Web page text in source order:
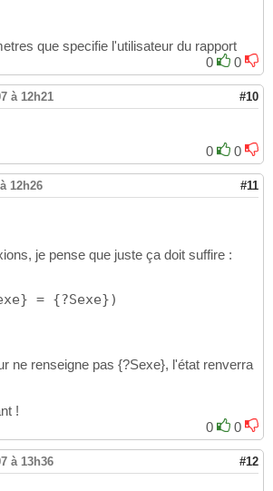
que specifie l'utilisateur du rapport
0
0
à 12h21 #10
0
0
12h26 #11
je pense que juste ça doit suffire :
} = {?Sexe})
ne renseigne pas {?Sexe}, l'état renverra
!
0
0
à 13h36 #12